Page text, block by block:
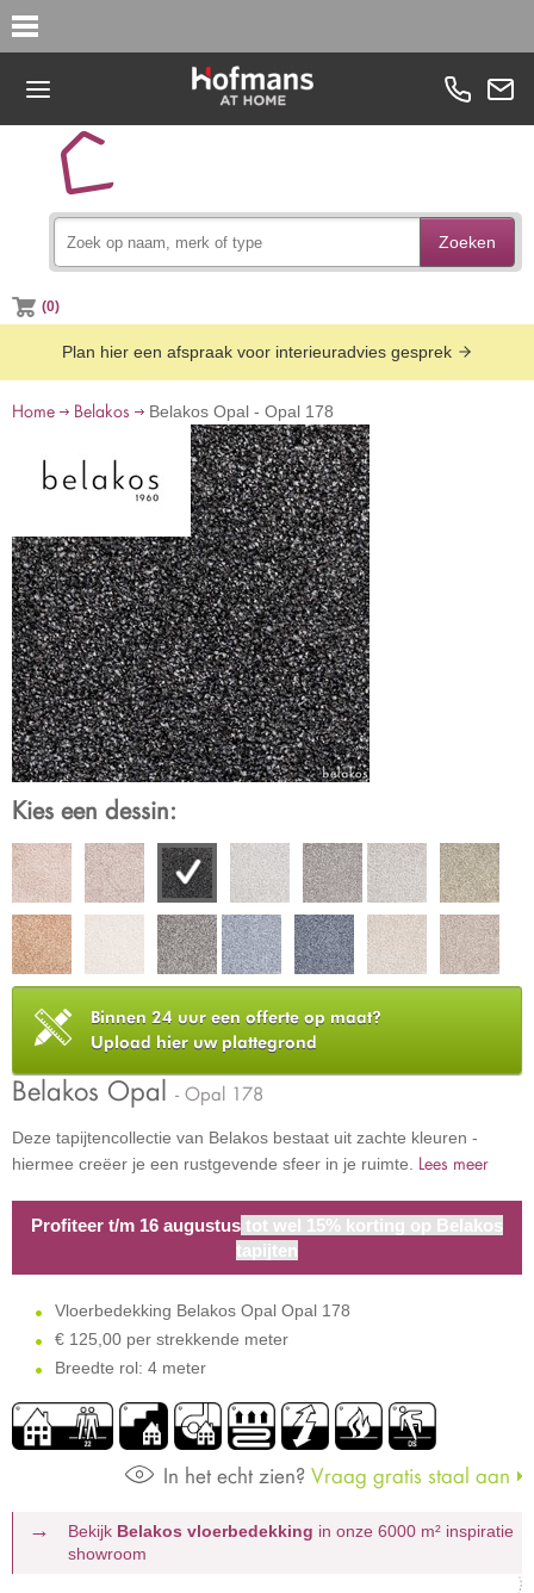
Zoeken
(0)
Plan hier een afspraak voor interieuradvies gesprek
Home Belakos Belakos Opal - Opal 178
Kies een dessin:
Binnen 24 uur een offerte op maat?
Upload hier uw plattegrond
Belakos Opal - Opal 178
Deze tapijtencollectie van Belakos bestaat uit zachte kleuren -
hiermee creëer je een rustgevende sfeer in je ruimte. Lees meer
Profiteer t/m 16 augustus tot wel 15% korting op Belakos
tapijten
Vloerbedekking Belakos Opal Opal 178
€ 125,00 per strekkende meter
Breedte rol: 4 meter
In het echt zien? Vraag gratis staal aan
Bekijk Belakos vloerbedekking in onze 6000 m² inspiratie
showroom